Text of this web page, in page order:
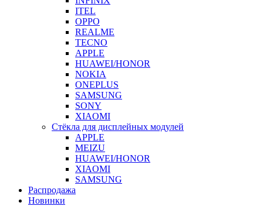
ITEL
OPPO
REALME
TECNO
APPLE
HUAWEI/HONOR
NOKIA
ONEPLUS
SAMSUNG
SONY
XIAOMI
Стёкла для дисплейных модулей
APPLE
MEIZU
HUAWEI/HONOR
XIAOMI
SAMSUNG
Распродажа
Новинки